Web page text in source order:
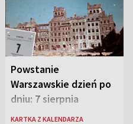
Powstanie
Warszawskie dzień po
dniu: 7 sierpnia
KARTKA Z KALENDARZA